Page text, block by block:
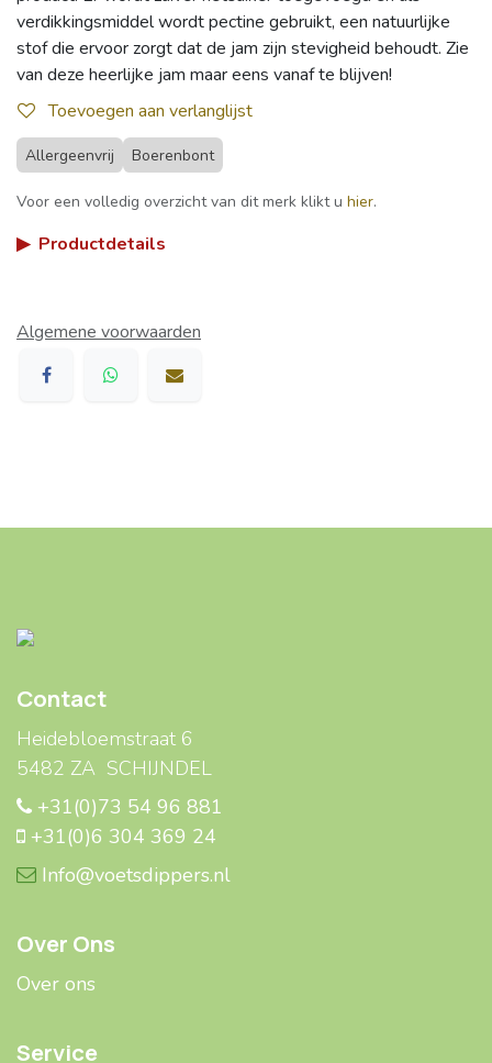
verdikkingsmiddel wordt pectine gebruikt, een natuurlijke
stof die ervoor zorgt dat de jam zijn stevigheid behoudt. Zie
van deze heerlijke jam maar eens vanaf te blijven!
Toevoegen aan verlanglijst
Allergeenvrij Boerenbont
Voor een volledig overzicht van dit merk klikt u hier.
▶ Productdetails
Algemene voorwaarden
Contact
Heidebloemstraat 6
5482 ZA SCHIJNDEL
+31(0)73 54 96 881
+31(0)6 304 369 24
Info@voetsdippers.nl
Over Ons
Over ons
Service